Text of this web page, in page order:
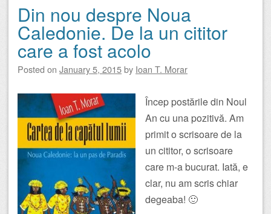
Din nou despre Noua
Caledonie. De la un cititor
care a fost acolo
Posted on January 5, 2015by Ioan T. Morar
Încep postările din Noul
An cu una pozitivă. Am
primit o scrisoare de la
un cititor, o scrisoare
care m-a bucurat. Iată, e
clar, nu am scris chiar
degeaba! 🙂